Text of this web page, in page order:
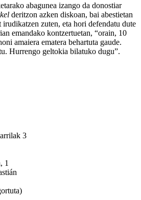
abagunea izango da donostiar
deritzon azken diskoan, bai abestietan
irudikatzen zuten, eta hori defendatu dute
emandako kontzertuetan, “orain, 10
amaiera ematera behartuta gaude.
Hurrengo geltokia bilatuko dugu”.
3
1